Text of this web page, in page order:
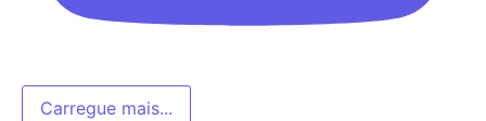
Carregue mais...